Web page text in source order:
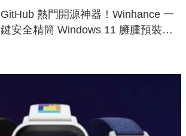
GitHub 熱門開源神器！Winhance 一
鍵安全精簡 Windows 11 臃腫預裝軟